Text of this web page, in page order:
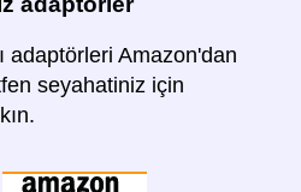
adaptörleri Amazon'dan
seyahatiniz için